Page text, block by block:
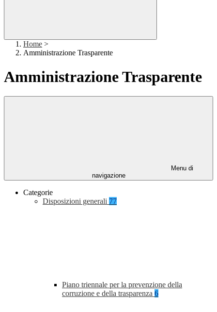
Home >
Amministrazione Trasparente
Amministrazione Trasparente
Menu di
navigazione
Categorie
Disposizioni generali 77
Piano triennale per la prevenzione della
corruzione e della trasparenza 6